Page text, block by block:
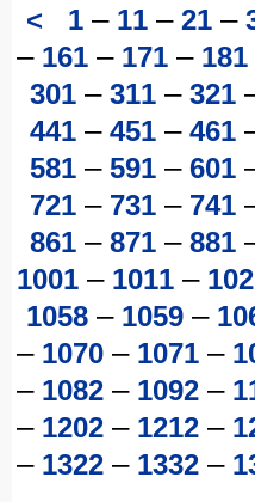
<
1 – 11 – 21 –
– 161 – 171 – 181
301– 311– 321
441– 451– 461
581– 591– 601
721– 731– 741
861– 871– 881
1001– 1011–
1058 – 1059 –
– 1070– 1071–
– 1082– 1092–
– 1202– 1212–
– 1322– 1332–